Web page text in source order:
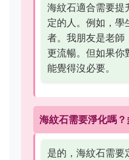
海紋石適合需要提
定的人。例如，學
者。我朋友是老師
更流暢。但如果你
能覺得沒必要。
海紋石需要淨化嗎？
是的，海紋石需要